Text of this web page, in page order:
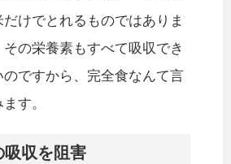
けでとれるものではありま
の栄養素もすべて吸収でき
のですから、完全食なんて言
す。
吸収を阻害